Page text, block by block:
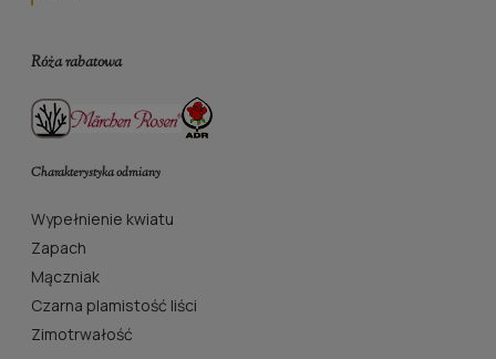
Róża rabatowa
Charakterystyka odmiany
Wypełnienie kwiatu
Zapach
Mączniak
Czarna plamistość liści
Zimotrwałość